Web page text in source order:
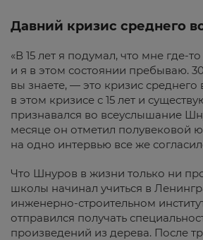
Давний кризис среднего
«В 15 лет я подумал, что мне где-
и я в этом состоянии пребываю.
вы знаете, — это кризис среднего
в этом кризисе с 15 лет и
признавался во всеуслышание
месяце он отметил полувековой
на одно интервью все же
Что Шнуров в жизни только ни
школы начинал учиться в
инженерно-строительном
отправился получать
произведений из дерева. После